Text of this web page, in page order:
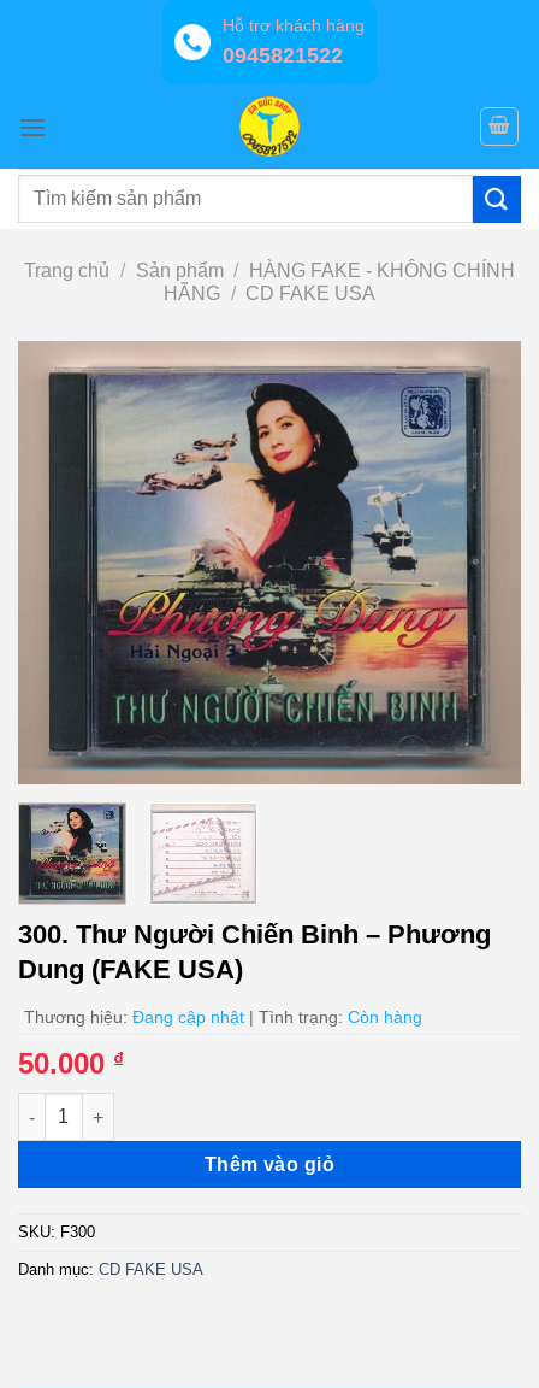
Hỗ trợ khách hàng
0945821522
Tìm
Trang chủ / Sản phẩm /
HÀNG FAKE - KHÔNG CHÍNH
HÃNG / CD FAKE USA
300. Thư Người Chiến Binh – Phương
Dung (FAKE USA)
Thương hiệu: Đang cập nhật | Tình trạng: Còn hàng
50.000 ₫
300. Thư Người Chiến Binh - Phương Dung (FAKE USA) số
Thêm vào giỏ
SKU: F300
Danh mục: CD FAKE USA